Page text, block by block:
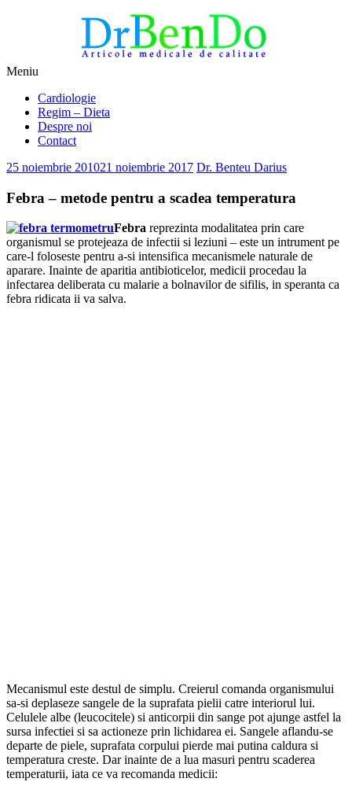
DrBendo.ro
Alimentatia sa iti fie medicatia
Meniu
conținut
Cardiologie
Regim – Dieta
Despre noi
Contact
25 noiembrie 201021 noiembrie 2017 Dr. Benteu Darius
Febra – metode pentru a scadea temperatura
Febra reprezinta modalitatea prin care
organismul se protejeaza de infectii si leziuni – este un intrument pe
care-l foloseste pentru a-si intensifica mecanismele naturale de
aparare. Inainte de aparitia antibioticelor, medicii procedau la
infectarea deliberata cu malarie a bolnavilor de sifilis, in speranta ca
febra ridicata ii va salva.
Mecanismul este destul de simplu. Creierul comanda organismului
sa-si deplaseze sangele de la suprafata pielii catre interiorul lui.
Celulele albe (leucocitele) si anticorpii din sange pot ajunge astfel la
sursa infectiei si sa actioneze prin lichidarea ei. Sangele aflandu-se
departe de piele, suprafata corpului pierde mai putina caldura si
temperatura creste. Dar inainte de a lua masuri pentru scaderea
temperaturii, iata ce va recomanda medicii: